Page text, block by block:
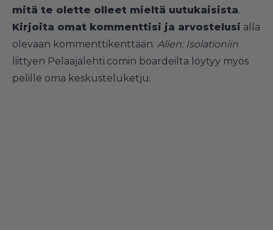
mitä te olette olleet mieltä uutukaisista.
Kirjoita omat kommenttisi ja arvostelusi alla
olevaan kommenttikenttään. Alien: Isolationiin
liittyen Pelaajalehti.comin boardeilta löytyy myös
pelille oma keskusteluketju.